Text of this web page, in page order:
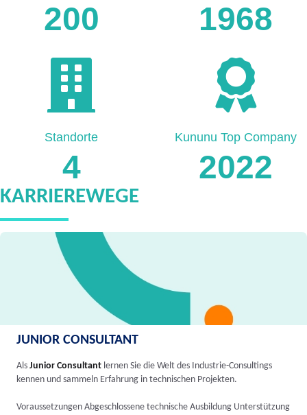
200 1968
4
Standorte
2022
Kununu Top Company
KARRIEREWEGE
JUNIOR CONSULTANT
Als Junior Consultant lernen Sie die Welt des Industrie-Consultings
kennen und sammeln Erfahrung in technischen Projekten.
Voraussetzungen Abgeschlossene technische Ausbildung Unterstützung